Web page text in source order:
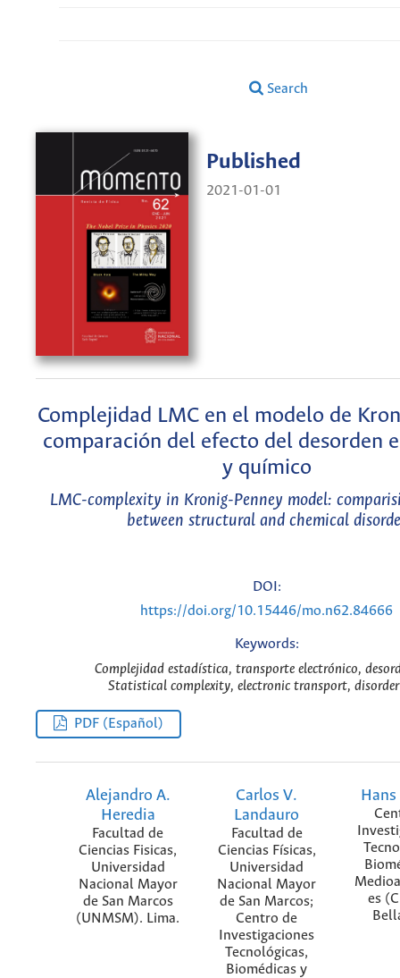
Search
Published
2021-01-01
Complejidad LMC en el modelo de
comparación del efecto del desorden
y químico
LMC-complexity in Kronig-Penney model:
between structural and chemical
DOI:
https://doi.org/10.15446/mo.n62.84666
Keywords:
Complejidad estadística, transporte electrónico,
Statistical complexity, electronic transport,
PDF (Español)
Alejandro A.
Heredia
Facultad de
Ciencias Fisicas,
Universidad
Nacional Mayor
de San Marcos
(UNMSM). Lima.
Carlos V.
Landauro
Facultad de
Ciencias Físicas,
Universidad
Nacional Mayor
de San Marcos;
Centro de
Investigaciones
Tecnológicas,
Biomédicas y
es